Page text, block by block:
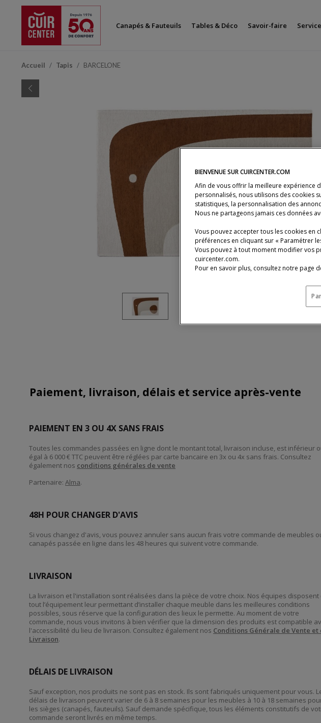
Canapés & Fauteuils Tables & Déco Savoir-faire
Accueil Tapis BARCELONE
Précédent
Paiement, livraison, délais et service après-vente
PAIEMENT EN 3 OU 4X SANS FRAIS
Toutes les commandes passées en ligne dont le montant total, livraison incluse, est inférieur
égal à 6 000 € TTC peuvent être réglées par carte bancaire en 3x ou 4x sans frais. Consultez
également nos conditions générales de vente
Partenaire: Alma.
48H POUR CHANGER D'AVIS
Si vous changez d'avis, vous pouvez annuler sans aucun frais votre commande de meubles
canapés passée en ligne dans les 48 heures qui suivent votre commande.
LIVRAISON
La livraison et l'installation sont réalisées dans la pièce de votre choix. Nos équipes disposent
tout l’équipement leur permettant d’installer chaque meuble dans les meilleures conditions
possibles, sous réserve que la configuration des lieux le permette. Au moment de votre
commande, nous vous invitons à bien vérifier que la dimension des produits est compatible
l'accessibilité du lieu de livraison. Consultez également nos Conditions Générale de Vente et
Livraison.
DÉLAIS DE LIVRAISON
Sauf exception, nos produits ne sont pas en stock. Ils sont fabriqués uniquement pour vous.
délais de livraison peuvent varier de 6 à 8 semaines pour les meubles à 10 à 18 semaines
les sièges (canapés, fauteuils). Sauf demande spécifique, tous les éléments constitutifs de
commande seront livrés en même temps.
BIENVENUE SUR CUIRCENTER.COM
Afin de vous offrir la meilleure expérience
personnalisés, nous utilisons des cookies
statistiques, la personnalisation des
Nous ne partageons jamais ces données
Vous pouvez accepter tous les cookies en
préférences en cliquant sur « Paramétrer
Vous pouvez à tout moment modifier vos
cuircenter.com.
Pour en savoir plus, consultez notre page